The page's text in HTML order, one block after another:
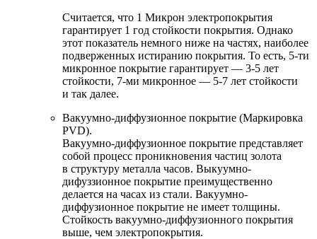
Считается, что 1 Микрон электропокрытия
гарантирует 1 год стойкости покрытия. Однако
этот показатель немного ниже на частях, наиболее
подверженных истиранию покрытия. То есть, 5-ти
микронное покрытие гарантирует — 3-5 лет
стойкости, 7-ми микронное — 5-7 лет стойкости
и так далее.
Вакуумно-диффузионное покрытие (Маркировка
PVD).
Вакуумно-диффузионное покрытие представляет
собой процесс проникновения частиц золота
в структуру металла часов. Выкуумно-
дифуззионное покрытие преимущественно
делается на часах из стали. Вакуумно-
диффузионное покрытие не имеет толщины.
Стойкость вакуумно-диффузионного покрытия
выше, чем электропокрытия.